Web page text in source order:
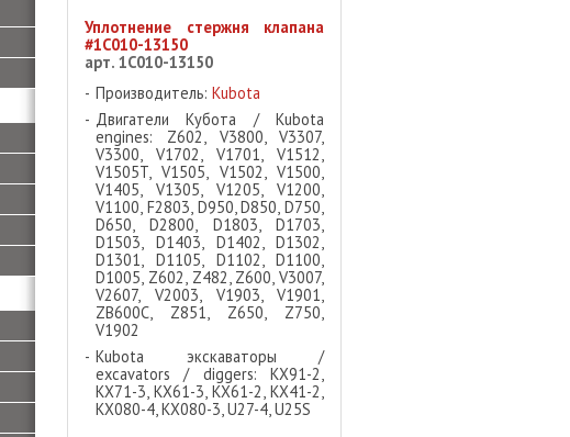
Уплотнение стержня клапана
#1C010-13150
арт. 1C010-13150
Производитель: Kubota
Двигатели Кубота / Kubota
engines: Z602, V3800, V3307,
V3300, V1702, V1701, V1512,
V1505T, V1505, V1502, V1500,
V1405, V1305, V1205, V1200,
V1100, F2803, D950, D850, D750,
D650, D2800, D1803, D1703,
D1503, D1403, D1402, D1302,
D1301, D1105, D1102, D1100,
D1005, Z602, Z482, Z600, V3007,
V2607, V2003, V1903, V1901,
ZB600C, Z851, Z650, Z750,
V1902
Kubota экскаваторы /
excavators / diggers: KX91-2,
KX71-3, KX61-3, KX61-2, KX41-2,
KX080-4, KX080-3, U27-4, U25S